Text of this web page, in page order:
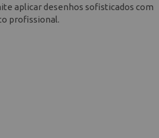
aplicar desenhos sofisticados com
profissional.